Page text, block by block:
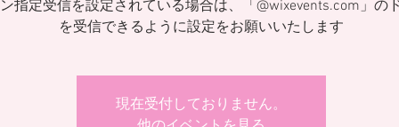
指定受信を設定されている場合は、「@wixevents.com」の
を受信できるように設定をお願いいたします
現在受付しておりません。